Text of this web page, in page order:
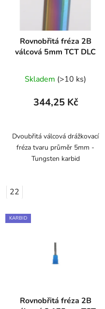
Rovnobřitá fréza 2B
válcová 5mm TCT DLC
Skladem (>10 ks)
344,25 Kč
Dvoubřitá válcová drážkovací
fréza tvaru průměr 5mm -
Tungsten karbid
22
KARBID
Rovnobřitá fréza 2B